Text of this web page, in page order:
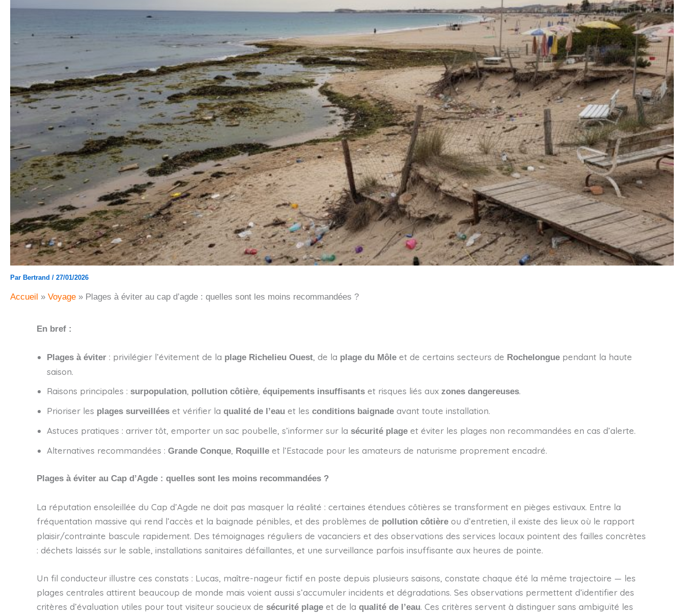
Par Bertrand / 27/01/2026
Accueil Voyage Plages à éviter au cap d’agde : quelles sont les moins recommandées ?
En bref :
Plages à éviter : privilégier l’évitement de la plage Richelieu Ouest , de la plage du Môle et de certains secteurs de Rochelongue pendant la haute
saison.
Raisons principales : surpopulation pollution côtière équipements insuffisants et risques liés aux zones dangereuses.
Prioriser les plages surveillées et vérifier la qualité de l’eau et les conditions baignade avant toute installation.
Astuces pratiques : arriver tôt, emporter un sac poubelle, s’informer sur la sécurité plage et éviter les plages non recommandées en cas d’alerte.
Alternatives recommandées : Grande Conque Roquille et l’Estacade pour les amateurs de naturisme proprement encadré.
Plages à éviter au Cap d’Agde : quelles sont les moins recommandées ?
La réputation ensoleillée du Cap d’Agde ne doit pas masquer la réalité : certaines étendues côtières se transforment en pièges estivaux. Entre la
fréquentation massive qui rend l’accès et la baignade pénibles, et des problèmes de pollution côtière ou d’entretien, il existe des lieux où le rapport
plaisir/contrainte bascule rapidement. Des témoignages réguliers de vacanciers et des observations des services locaux pointent des failles concrètes
: déchets laissés sur le sable, installations sanitaires défaillantes, et une surveillance parfois insuffisante aux heures de pointe.
Un fil conducteur illustre ces constats : Lucas, maître-nageur fictif en poste depuis plusieurs saisons, constate chaque été la même trajectoire — les
plages centrales attirent beaucoup de monde mais voient aussi s’accumuler incidents et dégradations. Ses observations permettent d’identifier des
critères d’évaluation utiles pour tout visiteur soucieux de sécurité plage et de la qualité de l’eau. Ces critères servent à distinguer sans ambiguïté les